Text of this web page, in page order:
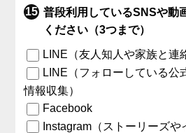
普段利用しているSNSや動
ください（3つまで）
LINE（友人知人や家族と連
LINE（フォローしている公
情報収集）
Facebook
Instagram（ストーリーズ